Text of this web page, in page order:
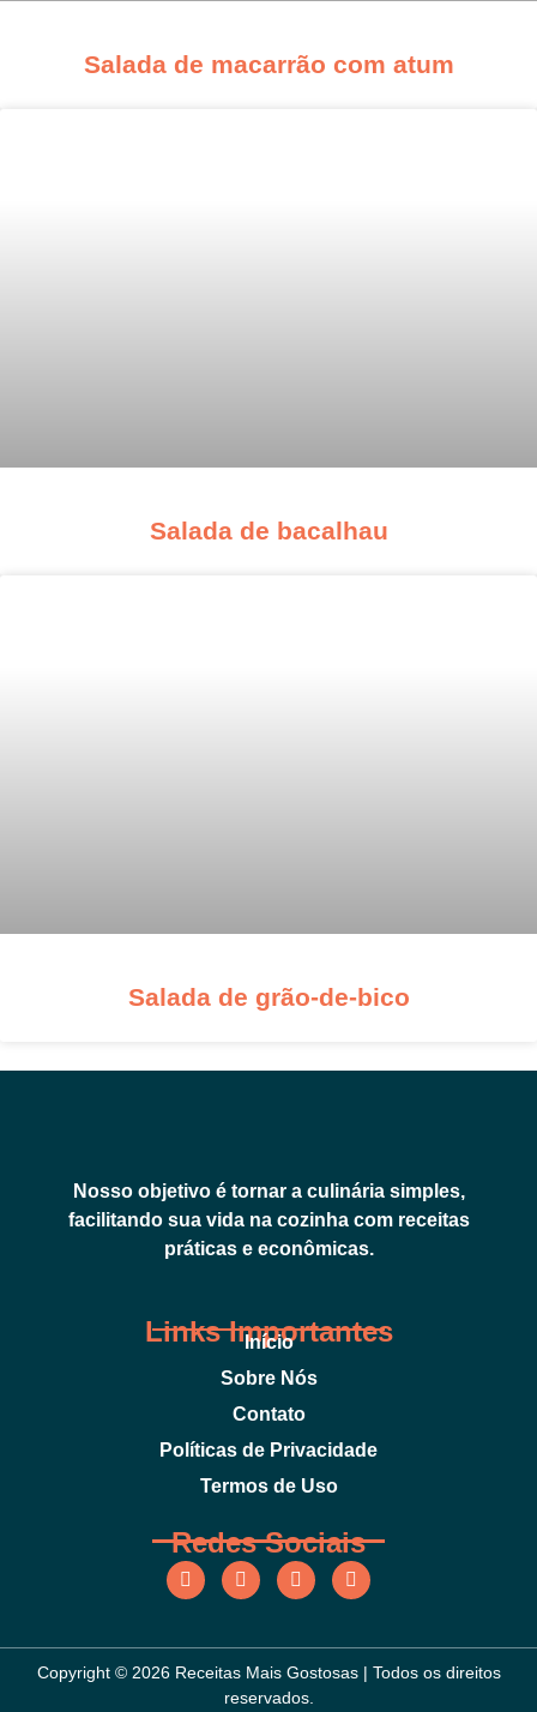
Salada de macarrão com atum
Salada de bacalhau
Salada de grão-de-bico
Nosso objetivo é tornar a culinária simples,
facilitando sua vida na cozinha com receitas
práticas e econômicas.
Links Importantes
Início
Sobre Nós
Contato
Políticas de Privacidade
Termos de Uso
Redes Sociais
Copyright © 2026 Receitas Mais Gostosas | Todos os direitos
reservados.